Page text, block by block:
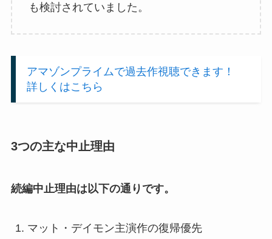
も検討されていました。
アマゾンプライムで過去作視聴できます！
詳しくはこちら
3つの主な中止理由
続編中止理由は以下の通りです。
マット・デイモン主演作の復帰優先